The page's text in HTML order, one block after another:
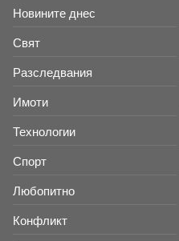
Новините днес
Свят
Разследвания
Имоти
Технологии
Спорт
Любопитно
Конфликт